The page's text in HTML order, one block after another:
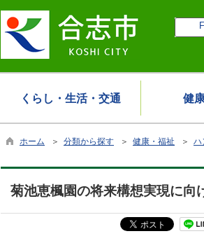
くらし・生活・交通 健
ホーム ＞ 分類から探す ＞ 健康・福祉 ＞ ハ
菊池恵楓園の将来構想実現に向